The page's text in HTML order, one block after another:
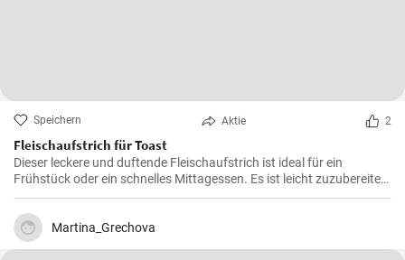
Speichern Aktie 2
Fleischaufstrich für Toast
Dieser leckere und duftende Fleischaufstrich ist ideal für ein
Frühstück oder ein schnelles Mittagessen. Es ist leicht zuzubereiten
und wird sicherlich alle Fleischliebhaber erfreuen.
Martina_Grechova